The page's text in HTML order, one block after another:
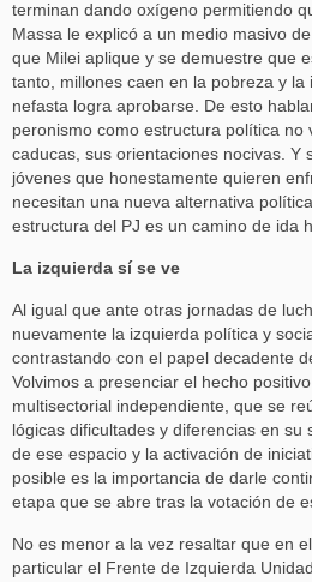
terminan dando oxígeno permitiendo
Massa le explicó a un medio masivo
que Milei aplique y se demuestre que
tanto, millones caen en la pobreza y
nefasta logra aprobarse. De esto
peronismo como estructura política no
caducas, sus orientaciones nocivas. Y
jóvenes que honestamente quieren
necesitan una nueva alternativa
estructura del PJ es un camino de ida
La izquierda sí se ve
Al igual que ante otras jornadas de
nuevamente la izquierda política y
contrastando con el papel decadente
Volvimos a presenciar el hecho
multisectorial independiente, que se
lógicas dificultades y diferencias en
de ese espacio y la activación de
posible es la importancia de darle
etapa que se abre tras la votación de
No es menor a la vez resaltar que en
particular el Frente de Izquierda